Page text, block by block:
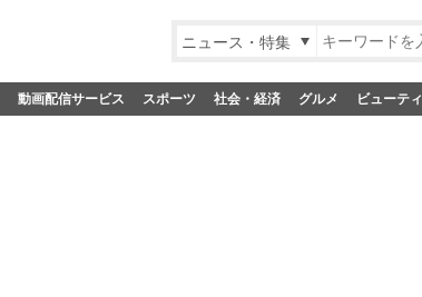
ニュース・特集
動画配信サービス スポーツ 社会・経済 グルメ ビューティ